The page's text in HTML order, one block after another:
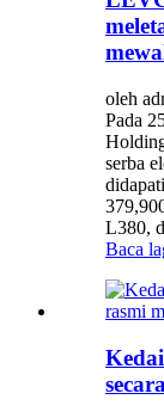
oleh
Pada
serba
L380,
Baca